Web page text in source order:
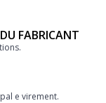
FABRICANT
e virement.